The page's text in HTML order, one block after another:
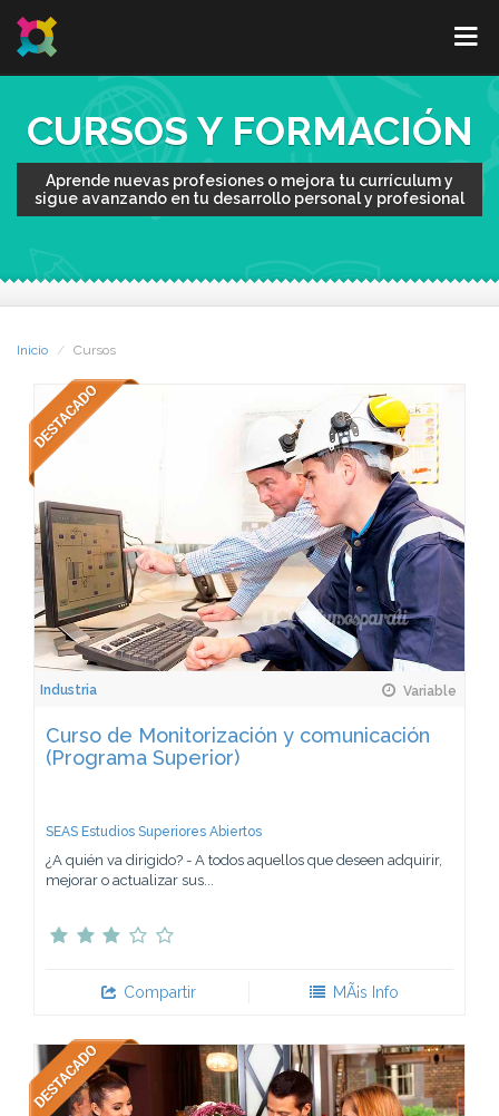
CURSOS Y FORMACIÓN
Aprende nuevas profesiones o mejora tu currículum y
sigue avanzando en tu desarrollo personal y profesional
Inicio Cursos
Industria Variable
Curso de Monitorización y comunicación
(Programa Superior)
SEAS Estudios Superiores Abiertos
¿A quién va dirigido? - A todos aquellos que deseen adquirir,
mejorar o actualizar sus...
Compartir MÃ¡s Info